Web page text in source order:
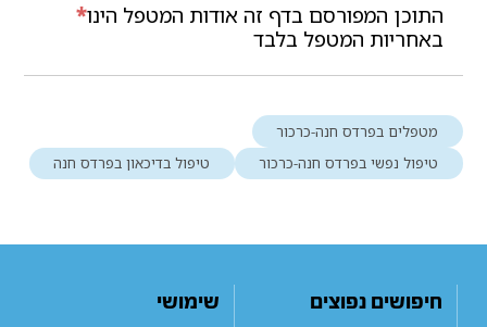
*התוכן המפורסם בדף זה אודות המטפל הינו
באחריות המטפל בלבד
מטפלים בפרדס חנה-כרכור
טיפול נפשי בפרדס חנה-כרכור
טיפול בדיכאון בפרדס חנה
חיפושים נפוצים
שימושי